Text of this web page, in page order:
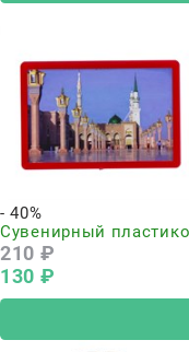
- 40%
Сувенирный
210 ₽
130 ₽